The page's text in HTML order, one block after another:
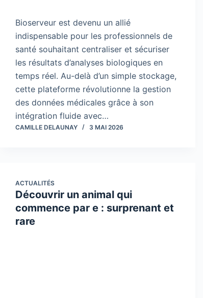
Bioserveur est devenu un allié
indispensable pour les professionnels de
santé souhaitant centraliser et sécuriser
les résultats d’analyses biologiques en
temps réel. Au-delà d’un simple stockage,
cette plateforme révolutionne la gestion
des données médicales grâce à son
intégration fluide avec…
CAMILLE DELAUNAY 3 MAI 2026
ACTUALITÉS
Découvrir un animal qui
commence par e : surprenant et
rare